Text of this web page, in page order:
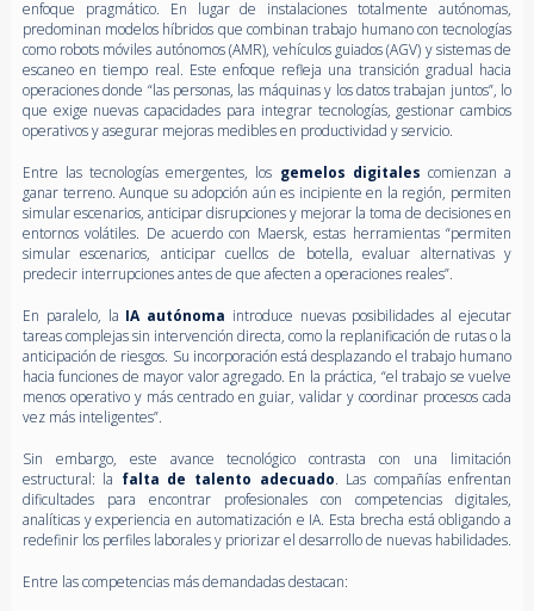
enfoque pragmático. En lugar de instalaciones totalmente autónomas,
predominan modelos híbridos que combinan trabajo humano con tecnologías
como robots móviles autónomos (AMR), vehículos guiados (AGV) y sistemas de
escaneo en tiempo real. Este enfoque refleja una transición gradual hacia
operaciones donde “las personas, las máquinas y los datos trabajan juntos”, lo
que exige nuevas capacidades para integrar tecnologías, gestionar cambios
operativos y asegurar mejoras medibles en productividad y servicio.
Entre las tecnologías emergentes, los gemelos digitales comienzan a
ganar terreno. Aunque su adopción aún es incipiente en la región, permiten
simular escenarios, anticipar disrupciones y mejorar la toma de decisiones en
entornos volátiles. De acuerdo con Maersk, estas herramientas “permiten
simular escenarios, anticipar cuellos de botella, evaluar alternativas y
predecir interrupciones antes de que afecten a operaciones reales”.
En paralelo, la IA autónoma introduce nuevas posibilidades al ejecutar
tareas complejas sin intervención directa, como la replanificación de rutas o la
anticipación de riesgos. Su incorporación está desplazando el trabajo humano
hacia funciones de mayor valor agregado. En la práctica, “el trabajo se vuelve
menos operativo y más centrado en guiar, validar y coordinar procesos cada
vez más inteligentes”.
Sin embargo, este avance tecnológico contrasta con una limitación
estructural: la falta de talento adecuado. Las compañías enfrentan
dificultades para encontrar profesionales con competencias digitales,
analíticas y experiencia en automatización e IA. Esta brecha está obligando a
redefinir los perfiles laborales y priorizar el desarrollo de nuevas habilidades.
Entre las competencias más demandadas destacan: